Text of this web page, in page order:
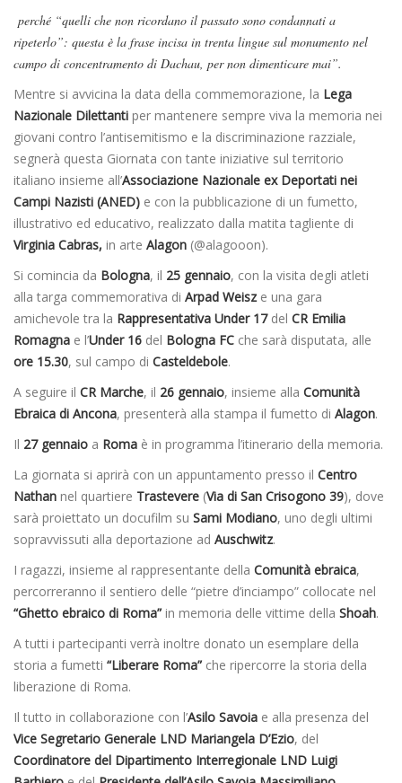
perché “quelli che non ricordano il passato sono condannati a
ripeterlo”: questa è la frase incisa in trenta lingue sul monumento nel
campo di concentramento di Dachau, per non dimenticare mai”.
Mentre si avvicina la data della commemorazione, la Lega
Nazionale Dilettanti per mantenere sempre viva la memoria nei
giovani contro l’antisemitismo e la discriminazione razziale,
segnerà questa Giornata con tante iniziative sul territorio
italiano insieme all’Associazione Nazionale ex Deportati nei
Campi Nazisti (ANED) e con la pubblicazione di un fumetto,
illustrativo ed educativo, realizzato dalla matita tagliente di
Virginia Cabras, in arte Alagon (@alagooon).
Si comincia da Bologna, il 25 gennaio, con la visita degli atleti
alla targa commemorativa di Arpad Weisze una gara
amichevole tra la Rappresentativa Under 17 del CR Emilia
Romagna e l’Under 16 del Bologna FC che sarà disputata, alle
ore 15.30, sul campo di Casteldebole.
A seguire il CR Marche, il 26 gennaio, insieme alla Comunità
Ebraica di Ancona, presenterà alla stampa il fumetto di Alagon.
Il 27 gennaio a Roma è in programma l’itinerario della memoria.
La giornata si aprirà con un appuntamento presso il Centro
Nathan nel quartiere Trastevere (Via di San Crisogono 39), dove
sarà proiettato un docufilm su Sami Modiano, uno degli ultimi
sopravvissuti alla deportazione ad Auschwitz.
I ragazzi, insieme al rappresentante della Comunità ebraica,
percorreranno il sentiero delle “pietre d’inciampo” collocate nel
“Ghetto ebraico di Roma” in memoria delle vittime della Shoah.
A tutti i partecipanti verrà inoltre donato un esemplare della
storia a fumetti “Liberare Roma” che ripercorre la storia della
liberazione di Roma.
Il tutto in collaborazione con l’Asilo Savoia e alla presenza del
Vice Segretario Generale LND Mariangela D’Ezio, del
Coordinatore del Dipartimento Interregionale LND Luigi